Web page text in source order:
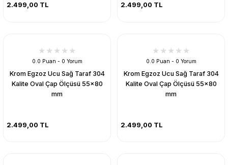
2.499,00 TL 2.499,00 TL
0.0 Puan - 0 Yorum
Krom Egzoz Ucu Sağ Taraf 304
Kalite Oval Çap Ölçüsü 55x80
mm
2.499,00 TL
0.0 Puan - 0 Yorum
Krom Egzoz Ucu Sağ Taraf 304
Kalite Oval Çap Ölçüsü 55x80
mm
2.499,00 TL